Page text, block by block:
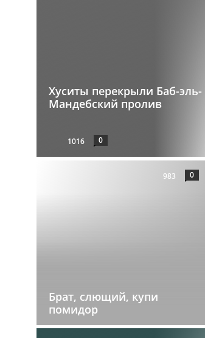
Хуситы перекрыли Баб-эль-
Мандебский пролив
1016 0
Брат, слющий, купи
помидор
983 0